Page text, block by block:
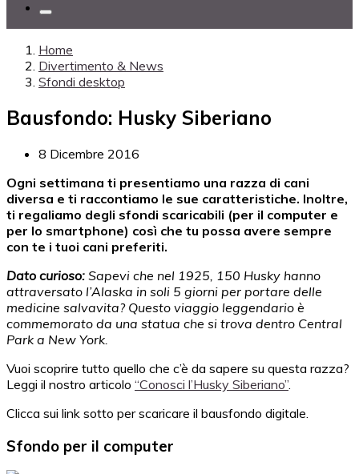
Home
Divertimento & News
Sfondi desktop
Bausfondo: Husky Siberiano
8 Dicembre 2016
Ogni settimana ti presentiamo una razza di cani
diversa e ti raccontiamo le sue caratteristiche. Inoltre,
ti regaliamo degli sfondi scaricabili (per il computer e
per lo smartphone) così che tu possa avere sempre
con te i tuoi cani preferiti.
Dato curioso: Sapevi che nel 1925, 150 Husky hanno
attraversato l’Alaska in soli 5 giorni per portare delle
medicine salvavita? Questo viaggio leggendario è
commemorato da una statua che si trova dentro Central
Park a New York.
Vuoi scoprire tutto quello che c’è da sapere su questa razza?
Leggi il nostro articolo “Conosci l’Husky Siberiano”
Clicca sui link sotto per scaricare il bausfondo digitale.
Sfondo per il computer